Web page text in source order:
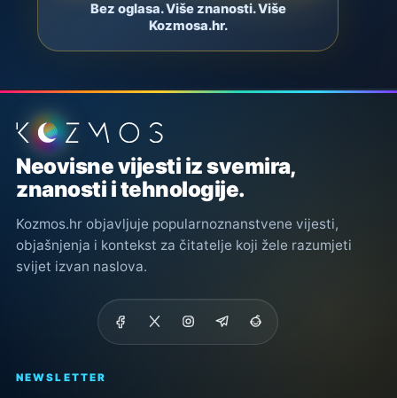
Bez oglasa. Više znanosti. Više
Kozmosa.hr.
Podnožje stranice
Neovisne vijesti iz svemira,
znanosti i tehnologije.
Kozmos.hr objavljuje popularnoznanstvene vijesti,
objašnjenja i kontekst za čitatelje koji žele razumjeti
svijet izvan naslova.
NEWSLETTER